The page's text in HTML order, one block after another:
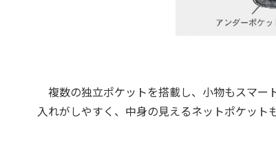
複数の独立ポケットを搭載し、小物もスマー
入れがしやすく、中身の見えるネットポケッ